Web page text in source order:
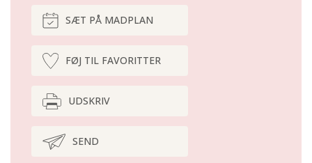
SÆT PÅ MADPLAN
FØJ TIL FAVORITTER
UDSKRIV
SEND